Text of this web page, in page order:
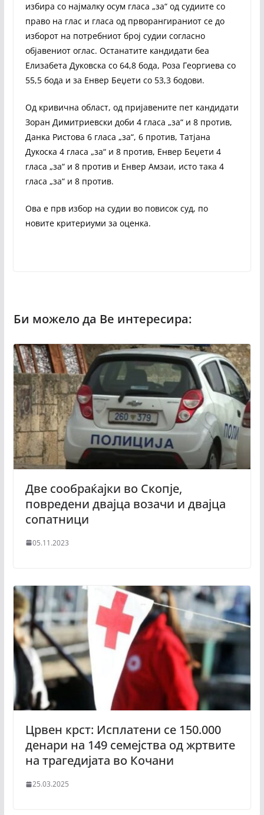
избира со најмалку осум гласа „за“ од судиите со
право на глас и гласа од прворангираниот се до
изборот на потребниот број судии согласно
објавениот оглас. Останатите кандидати беа
Елизабета Дуковска со 64,8 бода, Роза Георгиева со
55,5 бода и за Енвер Беџети со 53,3 бодови.
Од кривична област, од пријавените пет кандидати
Зоран Димитриевски доби 4 гласа „за“ и 8 против,
Данка Ристова 6 гласа „за“, 6 против, Татјана
Дукоска 4 гласа „за“ и 8 против, Енвер Беџети 4
гласа „за“ и 8 против и Енвер Амзаи, исто така 4
гласа „за“ и 8 против.
Ова е прв избор на судии во повисок суд, по
новите критериуми за оценка.
Две сообраќајки во Скопје,
повредени двајца возачи и двајца
сопатници
05.11.2023
Црвен крст: Исплатени се 150.000
денари на 149 семејства од жртвите
на трагедијата во Кочани
25.03.2025